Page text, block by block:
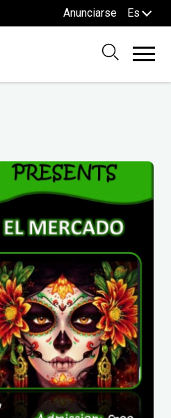
Anunciarse Es